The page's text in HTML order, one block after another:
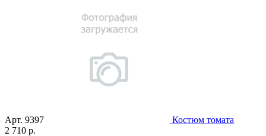
Арт. 9397
Костюм томата
2 710 р.